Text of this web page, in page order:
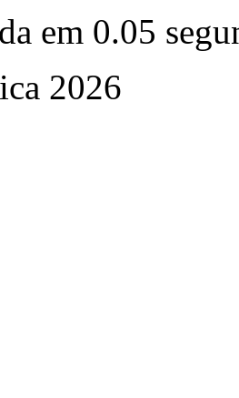
em 0.05
2026